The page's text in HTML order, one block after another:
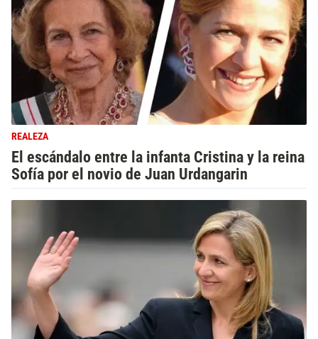
REALEZA
El escándalo entre la infanta Cristina y la reina
Sofía por el novio de Juan Urdangarin